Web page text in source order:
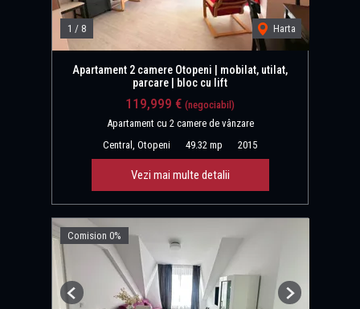
1 / 8 Harta
Apartament 2 camere Otopeni | mobilat, utilat,
parcare | bloc cu lift
119,999 € (negociabil)
Apartament cu 2 camere de vânzare
Central, Otopeni
49.32 mp 2015
Vezi mai multe detalii
Comision 0%
Previous Next